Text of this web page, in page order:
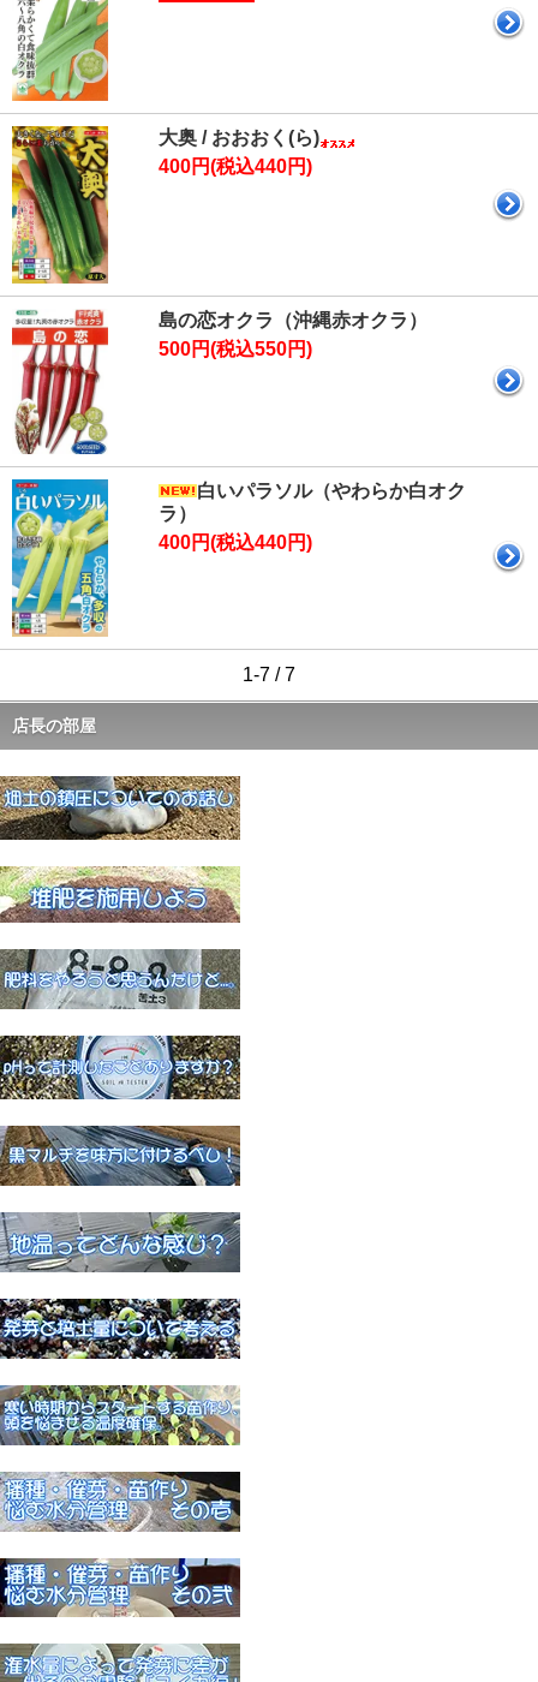
大奥 / おおおく(ら)
400円(税込440円)
島の恋オクラ（沖縄赤オクラ）
500円(税込550円)
白いパラソル（やわらか白オク
ラ）
400円(税込440円)
1-7 / 7
店長の部屋